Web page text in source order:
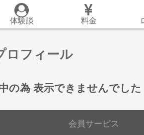
体験談 料金
ロフィール
の為 表示できませんでした
会員サービス